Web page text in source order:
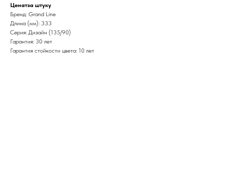
Ценатза штуку
Бренд: Grand Line
Длина (мм): 333
Серия: Дизайн (135/90)
Гарантия: 30 лет
Гарантия стойкости цвета: 10 лет